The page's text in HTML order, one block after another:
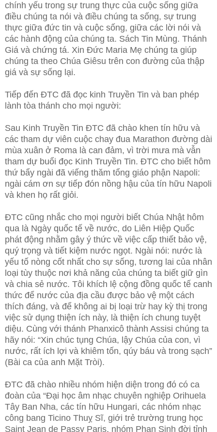
chính yếu trong sự trung thực của cuộc sống giữa
điều chúng ta nói và điều chúng ta sống, sự trung
thực giữa đức tin và cuộc sống, giữa các lời nói và
các hành động của chúng ta. Sách Tin Mùng. Thánh
Giá và chứng tá. Xin Đức Maria Mẹ chúng ta giúp
chúng ta theo Chúa Giêsu trên con đường của thập
giá và sự sống lại.
Tiếp đến ĐTC đã đọc kinh Truyền Tin và ban phép
lành tòa thánh cho mọi người:
Sau Kinh Truyền Tin ĐTC đã chào khen tín hữu và
các tham dự viên cuộc chay đua Marathon đường dài
mùa xuân ở Roma là can đảm, vì trời mưa mà vẫn
tham dự buổi đọc Kinh Truyền Tin. ĐTC cho biết hôm
thứ bẩy ngài đã viếng thăm tổng giáo phận Napoli:
ngài cám ơn sự tiếp đón nồng hậu của tín hữu Napoli
và khen họ rất giỏi.
ĐTC cũng nhắc cho mọi người biết Chúa Nhật hôm
qua là Ngày quốc tế về nước, do Liên Hiệp Quốc
phát động nhằm gây ý thức về việc cấp thiết bảo vệ,
quý trọng và tiết kiệm nước ngọt. Ngài nói: nước là
yếu tố nòng cốt nhất cho sự sống, tương lai của nhân
loại tùy thuộc nơi khả năng của chúng ta biết giữ gìn
và chia sẻ nước. Tôi khích lệ cộng đồng quốc tế canh
thức để nước của địa cầu được bảo vệ một cách
thích đáng, và để không ai bị loại trừ hay kỳ thị trong
việc sử dụng thiện ích này, là thiện ích chung tuyệt
diệu. Cùng với thánh Phanxicô thành Assisi chúng ta
hãy nói: “Xin chúc tụng Chúa, lậy Chúa của con, vì
nước, rất ích lợi và khiêm tốn, qúy báu và trong sạch”
(Bài ca của anh Mặt Tròi).
ĐTC đã chào nhiều nhóm hiện diện trong đó có ca
đoàn của “Đại học âm nhạc chuyên nghiệp Orihuela
Tây Ban Nha, các tín hữu Hungari, các nhóm nhạc
công bang Ticino Thuỵ Sĩ, giới trẻ trường trung học
Saint Jean de Passy Paris, nhóm Phan Sinh đời tỉnh